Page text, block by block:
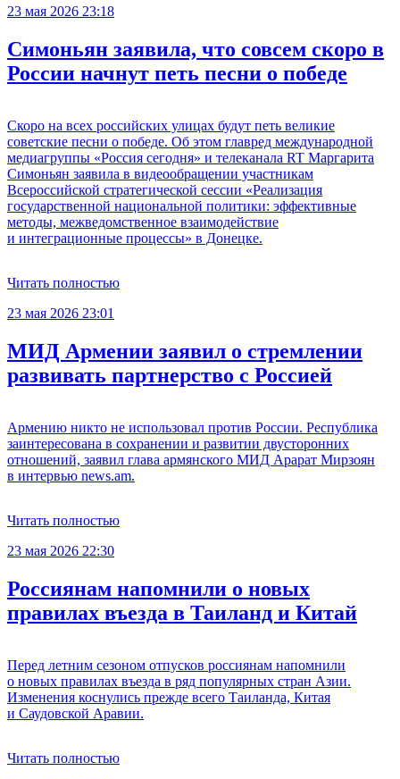
23 мая 2026 23:18
Симоньян заявила, что совсем скоро в
России начнут петь песни о победе
Скоро на всех российских улицах будут петь великие
советские песни о победе. Об этом главред международной
медиагруппы «Россия сегодня» и телеканала RT Маргарита
Симоньян заявила в видеообращении участникам
Всероссийской стратегической сессии «Реализация
государственной национальной политики: эффективные
методы, межведомственное взаимодействие
и интеграционные процессы» в Донецке.
Читать полностью
23 мая 2026 23:01
МИД Армении заявил о стремлении
развивать партнерство с Россией
Армению никто не использовал против России. Республика
заинтересована в сохранении и развитии двусторонних
отношений, заявил глава армянского МИД Арарат Мирзоян
в интервью news.am.
Читать полностью
23 мая 2026 22:30
Россиянам напомнили о новых
правилах въезда в Таиланд и Китай
Перед летним сезоном отпусков россиянам напомнили
о новых правилах въезда в ряд популярных стран Азии.
Изменения коснулись прежде всего Таиланда, Китая
и Саудовской Аравии.
Читать полностью